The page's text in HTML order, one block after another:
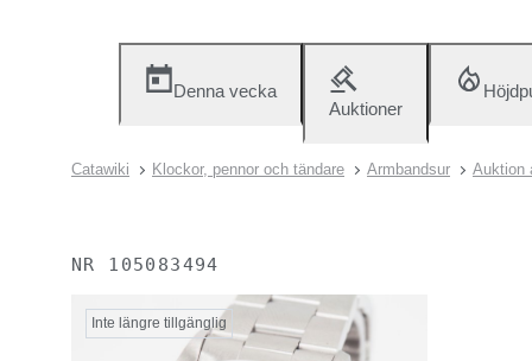
Denna vecka
Auktioner
Catawiki Klockor, pennor och tändare Armbandsur Auktion
NR 105083494
Inte längre tillgänglig